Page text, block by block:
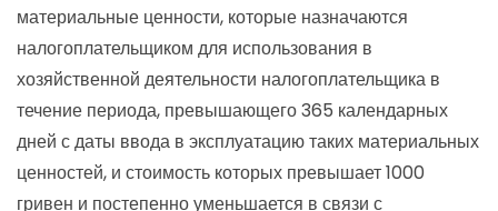
материальные ценности, которые назначаются
налогоплательщиком для использования в
хозяйственной деятельности налогоплательщика в
течение периода, превышающего 365 календарных
дней с даты ввода в эксплуатацию таких материальных
ценностей, и стоимость которых превышает 1000
гривен и постепенно уменьшается в связи с